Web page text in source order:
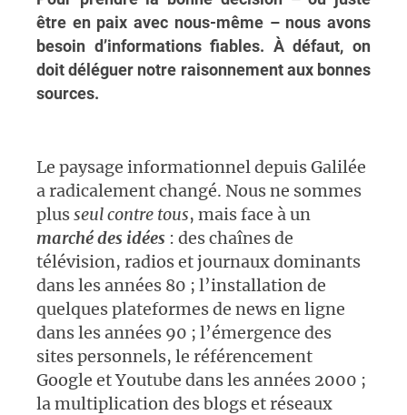
être en paix avec nous-même – nous avons
besoin d’informations fiables. À défaut, on
doit déléguer notre raisonnement aux bonnes
sources.
Le paysage informationnel depuis Galilée
a radicalement changé. Nous ne sommes
plusseul contre tous, mais face à un
marché des idées : des chaînes de
télévision, radios et journaux dominants
dans les années 80 ; l’installation de
quelques plateformes de news en ligne
dans les années 90 ; l’émergence des
sites personnels, le référencement
Google et Youtube dans les années 2000 ;
la multiplication des blogs et réseaux